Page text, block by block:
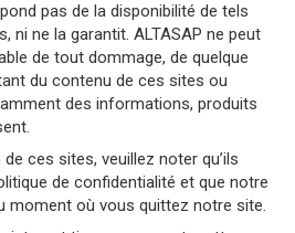
pas de la disponibilité de tels
ni ne la garantit. ALTASAP ne peut
de tout dommage, de quelque
du contenu de ces sites ou
des informations, produits
ces sites, veuillez noter qu’ils
de confidentialité et que notre
moment où vous quittez notre site.